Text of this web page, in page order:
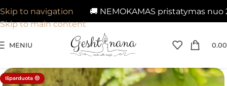
🚚 NEMOKAMAS pristatymas nuo 29€
Skip to navigation
Skip to main content
MENIU 0.00
Išparduota 😔